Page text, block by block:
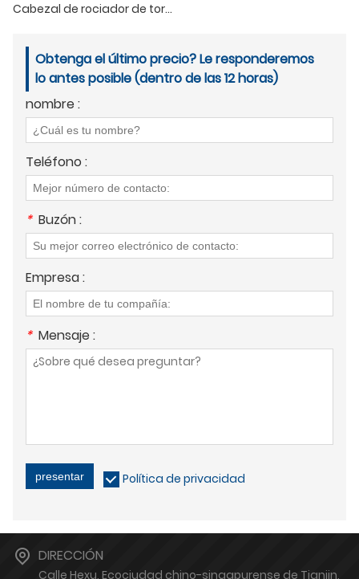
Cabezal de rociador de torre de enfriamiento
Obtenga el último precio? Le responderemos
lo antes posible (dentro de las 12 horas)
nombre :
Teléfono :
* Buzón :
Empresa :
* Mensaje :
presentar Política de privacidad
DIRECCIÓN
Calle Hexu, Ecociudad chino-singapurense de Tianjin,